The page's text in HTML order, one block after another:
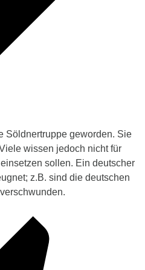
Söldnertruppe geworden. Sie
wissen jedoch nicht für
sollen. Ein deutscher
z.B. sind die deutschen